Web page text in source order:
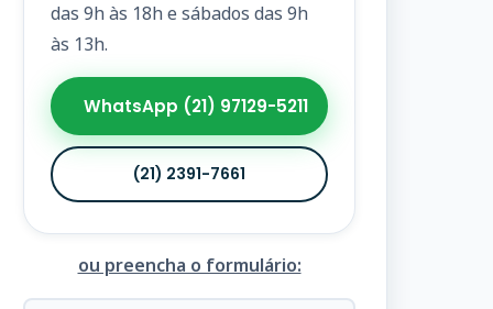
das 9h às 18h e sábados das 9h
às 13h.
WhatsApp (21) 97129-5211
(21) 2391-7661
ou preencha o formulário: